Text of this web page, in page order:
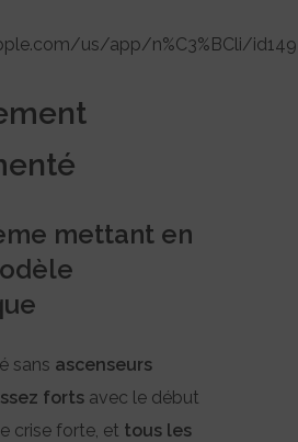
us/app/n%C3%BCli/
mettant en
sans ascenseurs
forts avec le début
crise forte, et tous les